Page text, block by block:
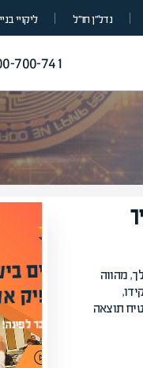
נדל״ן חו״ל ליקויי
700-741
מהווה
תוצאה
המובילים
לכם באפיק